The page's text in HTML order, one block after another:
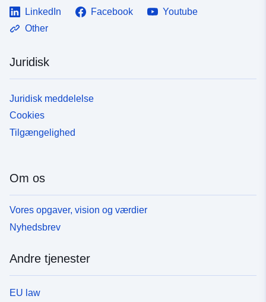
codelist/ResourceType/dataset
LinkedIn Facebook
Youtube
Other
Juridisk
Juridisk meddelelse
Cookies
Tilgængelighed
Om os
Vores opgaver, vision og værdier
Nyhedsbrev
Andre tjenester
EU law